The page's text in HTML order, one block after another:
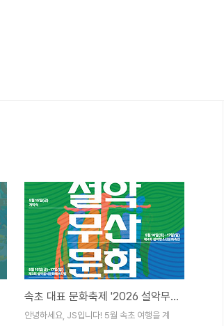
속초 대표 문화축제 '2026 설악무산문화축전' 개막! 3일간 볼거리·먹거리·공연 총집결 + 주변 숙소·카페 추천까지
안녕하세요, JS입니다! 5월 속초 여행을 계